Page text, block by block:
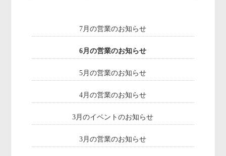
7月の営業のお知らせ
6月の営業のお知らせ
5月の営業のお知らせ
4月の営業のお知らせ
3月のイベントのお知らせ
3月の営業のお知らせ